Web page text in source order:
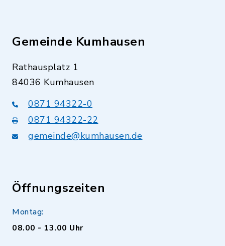
Gemeinde Kumhausen
Rathausplatz 1
84036 Kumhausen
0871 94322-0
0871 94322-22
gemeinde@kumhausen.de
Öffnungszeiten
Montag:
08.00 - 13.00 Uhr